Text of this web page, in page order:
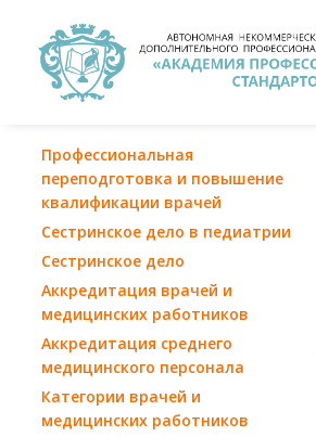
Профессиональная
переподготовка и повышение
квалификации врачей
Сестринское дело в педиатрии
Сестринское дело
Аккредитация врачей и
медицинских работников
Аккредитация среднего
медицинского персонала
Категории врачей и
медицинских работников